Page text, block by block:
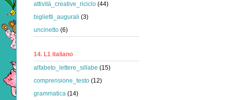
attività_creative_riciclo (44)
biglietti_augurali (3)
uncinetto (6)
14. L1 italiano
alfabeto_lettere_sillabe (15)
comprensione_testo (12)
grammatica (14)